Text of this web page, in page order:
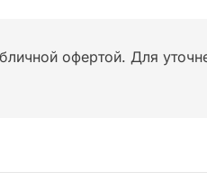
офертой. Для